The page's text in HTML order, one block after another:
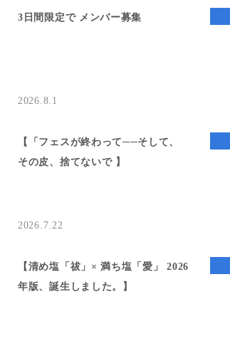
2026.8.1
3日間限定で メンバー募集
2026.7.22
【「フェスが終わって──そして、
その皮、捨てないで 】
【清め塩「祓」× 満ち塩「愛」 2026
年版、誕生しました。】